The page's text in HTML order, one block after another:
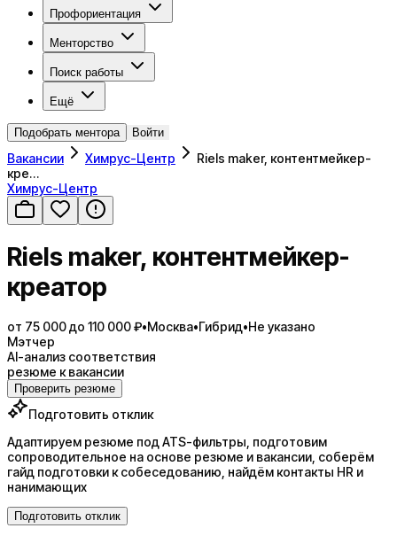
Профориентация
Менторство
Поиск работы
Ещё
Подобрать ментора Войти
Вакансии Химрус-Центр
Riels maker, контентмейкер-
кре…
Химрус-Центр
Riels maker, контентмейкер-
креатор
от 75 000 до 110 000 ₽•Москва•Гибрид•Не указано
Мэтчер
AI-анализ соответствия
резюме к вакансии
Проверить резюме
Подготовить отклик
Адаптируем резюме под ATS-фильтры, подготовим
сопроводительное на основе резюме и вакансии, соберём
гайд подготовки к собеседованию, найдём контакты HR и
нанимающих
Подготовить отклик